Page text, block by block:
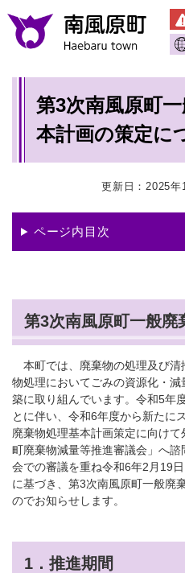
メニューを
第3次南風原町
本計画の策定に
更新日：2025年
ページ内目次
第3次南風原町一般廃
本町では、廃棄物の処理及び清
物処理においてごみの資源化・
築に取り組んでいます。令和5年
とに伴い、令和6年度から新たに
廃棄物処理基本計画策定に向け
町廃棄物減量等推進審議会」へ
会での審議を重ね令和6年2月19
に基づき、第3次南風原町一般廃
のでお知らせします。
1．推進期間